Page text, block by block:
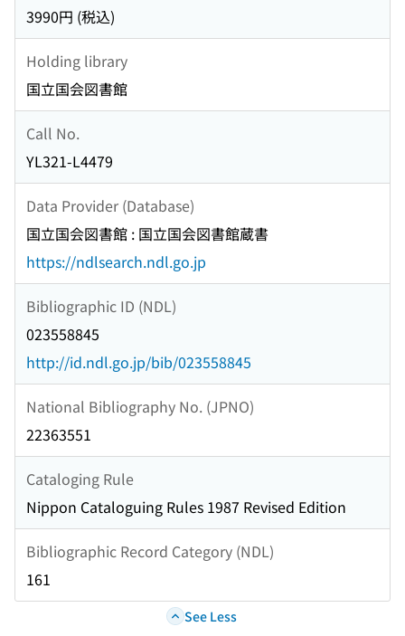
3990円 (税込)
Holding library
国立国会図書館
Call No.
YL321-L4479
Data Provider (Database)
国立国会図書館 : 国立国会図書館蔵書
https://ndlsearch.ndl.go.jp
Bibliographic ID (NDL)
023558845
http://id.ndl.go.jp/bib/023558845
National Bibliography No. (JPNO)
22363551
Cataloging Rule
Nippon Cataloguing Rules 1987 Revised Edition
Bibliographic Record Category (NDL)
161
See Less